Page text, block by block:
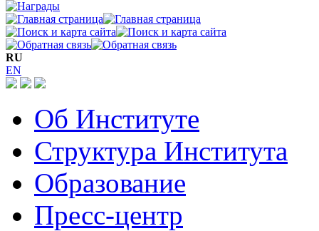
RU
EN
Об Институте
Структура Института
Образование
Пресс-центр